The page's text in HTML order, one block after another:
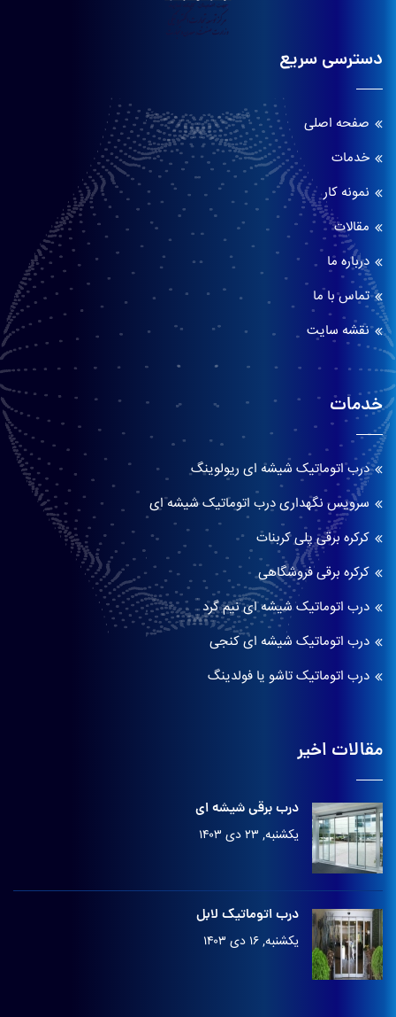
دسترسی سریع
صفحه اصلی
خدمات
نمونه کار
مقالات
درباره ما
تماس با ما
نقشه سایت
خدمات
درب اتوماتیک شیشه ای ریولوینگ
سرویس نگهداری درب اتوماتیک شیشه ای
کرکره برقی پلی کربنات
کرکره برقی فروشگاهی
درب اتوماتیک شیشه ای نیم گرد
درب اتوماتیک شیشه ای کنجی
درب اتوماتیک تاشو یا فولدینگ
مقالات اخیر
درب برقی شیشه ای
یکشنبه, ۲۳ دی ۱۴۰۳
درب اتوماتیک لابل
یکشنبه, ۱۶ دی ۱۴۰۳